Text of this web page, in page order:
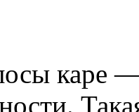
каре